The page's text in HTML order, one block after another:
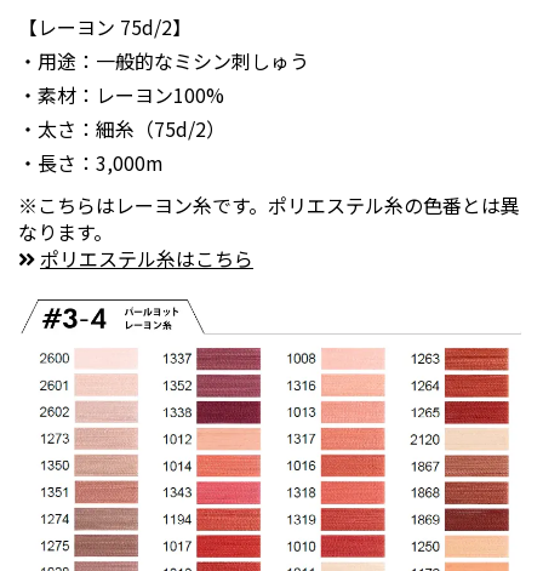
【レーヨン 75d/2】
・用途：一般的なミシン刺しゅう
・素材：レーヨン100%
・太さ：細糸（75d/2）
・長さ：3,000m
※こちらはレーヨン糸です。ポリエステル糸の色番とは異
なります。
ポリエステル糸はこちら